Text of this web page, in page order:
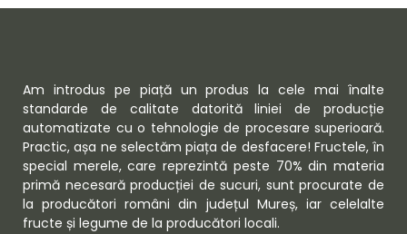
Am introdus pe piață un produs la cele mai înalte
standarde de calitate datorită liniei de producție
automatizate cu o tehnologie de procesare superioară.
Practic, așa ne selectăm piața de desfacere! Fructele, în
special merele, care reprezintă peste 70% din materia
primă necesară producției de sucuri, sunt procurate de
la producători români din județul Mureș, iar celelalte
fructe și legume de la producători locali.